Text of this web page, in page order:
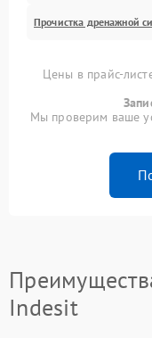
Прочистка дренажной
Цены в прайс-
Мы проверим ваше
Indesit